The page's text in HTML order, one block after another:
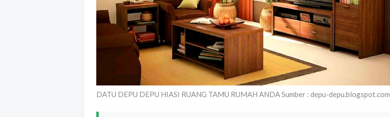
DATU DEPU DEPU HIASI RUANG TAMU RUMAH ANDA Sumber : depu-depu.blogspot.com